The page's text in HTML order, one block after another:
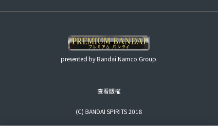
presented by Bandai Namco Group.
查看版權
(C) BANDAI SPIRITS 2018